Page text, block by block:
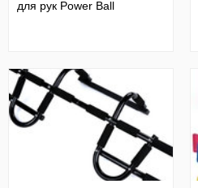
для рук Power Ball